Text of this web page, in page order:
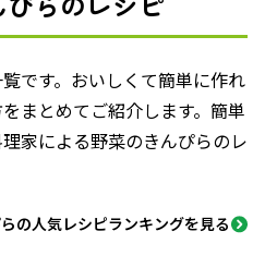
です。おいしくて簡単に作れ
まとめてご紹介します。簡単
家による野菜のきんぴらのレ
の人気レシピランキングを見る